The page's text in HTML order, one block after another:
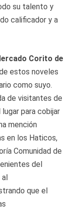
su talento y
calificador y a
Corito de
estos noveles
como suyo.
de visitantes de
para cobijar
mención
en los Haticos,
Comunidad de
del
al
que el